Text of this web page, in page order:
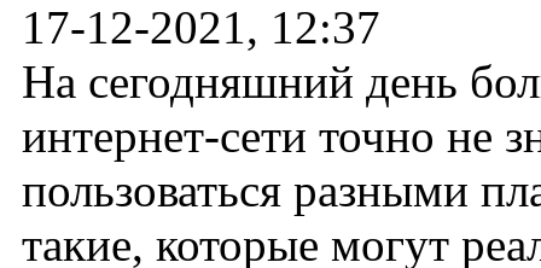
17-12-2021, 12:37
На сегодняшний день
интернет-сети точно не
пользоваться разными
такие, которые могут